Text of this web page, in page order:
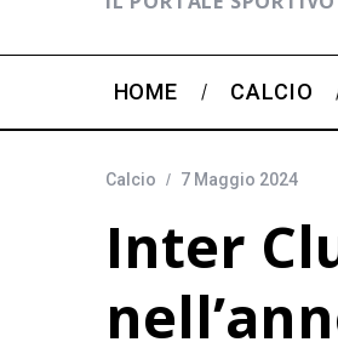
HOME CALCIO
Calcio 7 Maggio 2024
Inter